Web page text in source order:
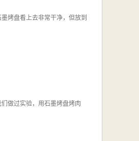
烤盘看上去非常干净，但放到
做过实验，用石墨烤盘烤肉